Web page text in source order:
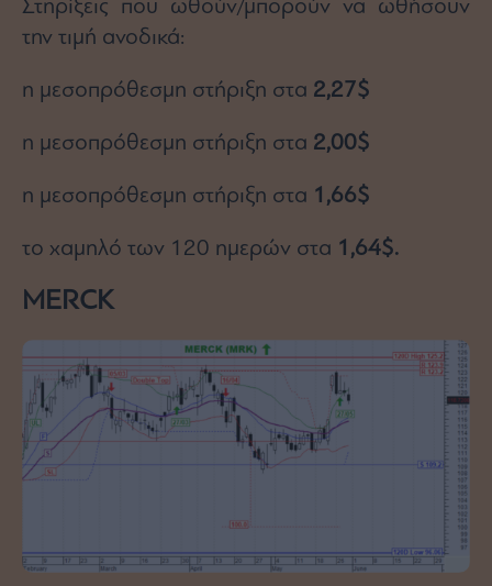
Στηρίξεις που ωθούν/μπορούν να ωθήσουν
την τιμή ανοδικά:
η μεσοπρόθεσμη στήριξη στα 2,27$
η μεσοπρόθεσμη στήριξη στα 2,00$
η μεσοπρόθεσμη στήριξη στα 1,66$
το χαμηλό των 120 ημερών στα 1,64$.
MERCK